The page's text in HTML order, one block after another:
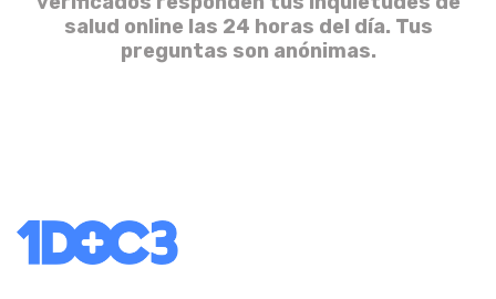
salud online las 24 horas del día. Tus
preguntas son anónimas.